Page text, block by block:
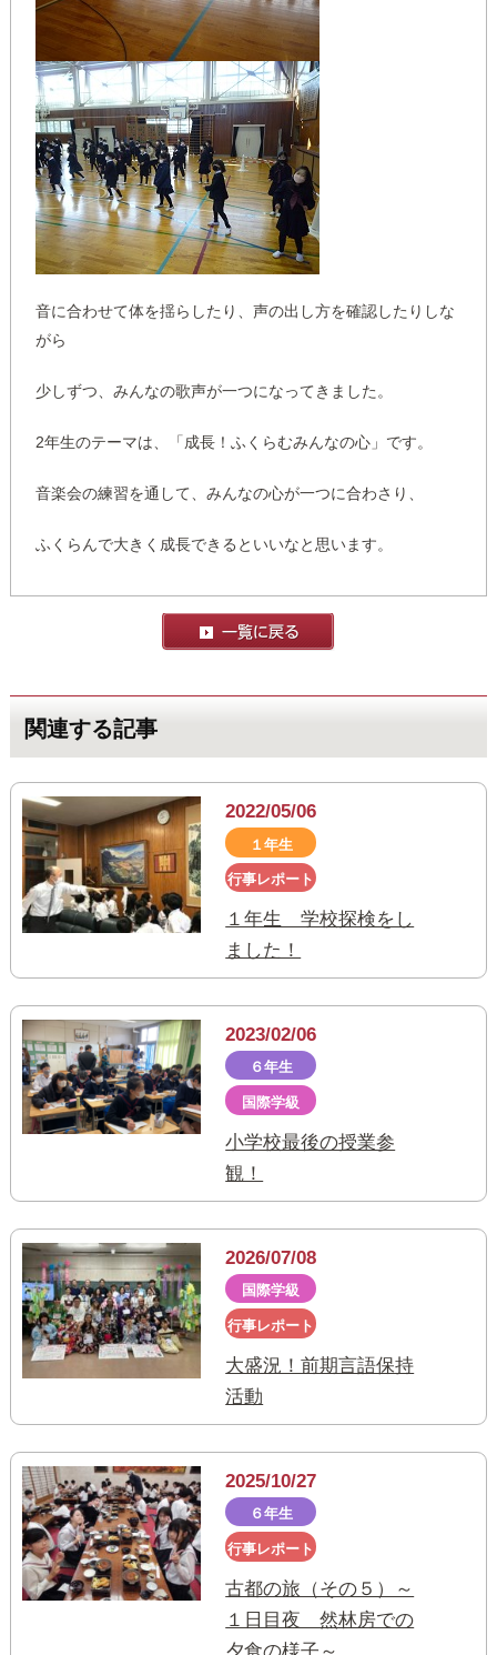
音に合わせて体を揺らしたり、声の出し方を確認したりしな
がら
少しずつ、みんなの歌声が一つになってきました。
2年生のテーマは、「成長！ふくらむみんなの心」です。
音楽会の練習を通して、みんなの心が一つに合わさり、
ふくらんで大きく成長できるといいなと思います。
関連する記事
2022/05/06
１年生
行事レポート
１年生 学校探検をし
ました！
2023/02/06
６年生
国際学級
小学校最後の授業参
観！
2026/07/08
国際学級
行事レポート
大盛況！前期言語保持
活動
2025/10/27
６年生
行事レポート
古都の旅（その５）～
１日目夜 然林房での
夕食の様子～